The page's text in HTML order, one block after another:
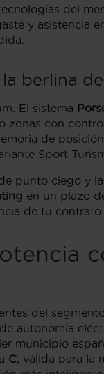
del
y asistencia
berlina
El sistema
zonas con
de
Sport
punto ciego y
en un plazo
de tu contrato.
del
autonomía
municipio
C, válida para la